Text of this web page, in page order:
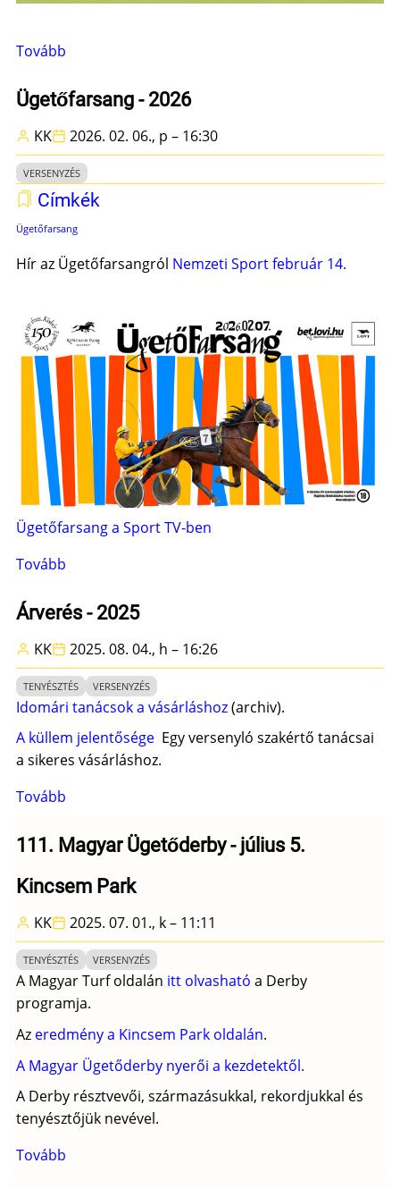
Tovább
az
Ügetőfarsang - 2026
KK 2026. 02. 06., p – 16:30
VERSENYZÉS
Címkék
Ügetőfarsang
Hír az Ügetőfarsangról Nemzeti Sport február 14.
Ügetőfarsang a Sport TV-ben
Tovább
2026)
Árverés - 2025
KK 2025. 08. 04., h – 16:26
TENYÉSZTÉS VERSENYZÉS
Idomári tanácsok a vásárláshoz(archiv).
A küllem jelentősége Egy versenyló szakértő tanácsai
a sikeres vásárláshoz.
Tovább
2025)
111. Magyar Ügetőderby - július 5.
Kincsem Park
KK 2025. 07. 01., k – 11:11
TENYÉSZTÉS VERSENYZÉS
A Magyar Turf oldalán itt olvasható a Derby
programja.
Az eredmény a Kincsem Park oldalán.
A Magyar Ügetőderby nyerői a kezdetektől.
A Derby résztvevői, származásukkal, rekordjukkal és
tenyésztőjük nevével.
Tovább